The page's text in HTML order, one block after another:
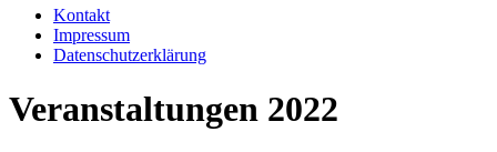
Kontakt
Impressum
Datenschutzerklärung
Veranstaltungen 2022